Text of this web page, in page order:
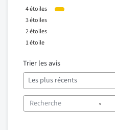
4étoiles
3étoiles
2étoiles
1étoile
Trier les avis